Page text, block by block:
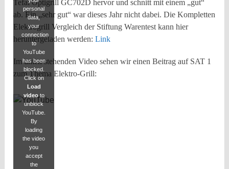
Tefal Optigrill GC702D hervor und schnitt mit einem „gut“
ab. Ein „sehr gut“ war dieses Jahr nicht dabei. Die Kompletten
Elektrogrill Vergleich der Stiftung Warentest kann hier
heruntergeladen werden:Link
Im unten stehenden Video sehen wir einen Beitrag auf SAT 1
zum Thema Elektro-Grill:
personal
data,
your
connection
to
YouTube
has been
blocked.
Click on
Load
videoto
unblock
YouTube.
By
loading
the video
you
accept
the